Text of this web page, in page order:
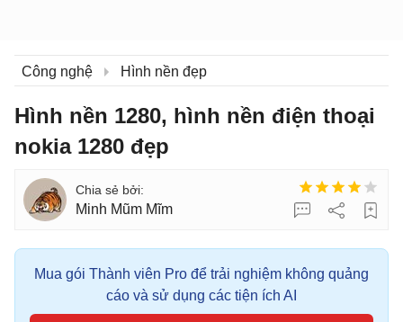
Công nghệ Hình nền đẹp
Hình nền 1280, hình nền điện thoại
nokia 1280 đẹp
Minh Mũm Mĩm
Mua gói Thành viên Pro để trải nghiệm không quảng
cáo và sử dụng các tiện ích AI